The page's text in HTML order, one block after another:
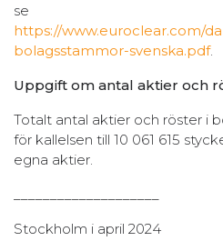
se
https://www.euroclear.com/
bolagsstammor-svenska.pdf.
Uppgift om antal aktier och
Totalt antal aktier och röster i
för kallelsen till 10 061 615
egna aktier.
Stockholm i april 2024